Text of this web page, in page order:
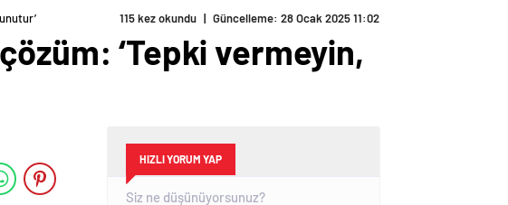
115 kez okundu | Güncelleme: 28 Ocak 2025 11:02
‘Tepki vermeyin,
HIZLI YORUM YAP